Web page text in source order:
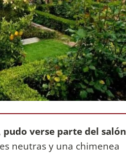
pudo verse parte del salón
neutras y una chimenea